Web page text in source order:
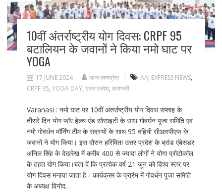
10वीं अंतर्राष्ट्रीय योग दिवस: CRPF 95
बटालियन के जवानों ने किया नमो घाट पर
YOGA
17 JUNE 2024 आज एक्सप्रेस AAJ EXPRESS NEWS,
CRPF 95, YOGA DAY, उत्तर प्रदेश, वाराणसी
Varanasi : नमो घाट पर 10वीं अंतर्राष्ट्रीय योग दिवस सप्ताह के
तीसरे दिन योग फॉर हेल्थ एंड सोसाइटी के साथ गोवर्धन पूजा समिति एवं
नमो गोवर्धन मॉर्निंग टीम के सदस्यों के साथ 95 वहिनी सीआरपीएफ के
जवानों ने योग किया। इस दौरान हरिमिता उत्तर प्रदेश के ब्रांड एंबेसडर
अनिल सिंह के देखरेख में करीब 400 से ज्यादा लोगों ने योगा प्रोटोकॉल
के तहत योग किया।बता दें कि प्रत्येक वर्ष 21 जून को विश्व स्तर पर
योग दिवस मनाया जाता है। कार्यक्रम के प्रारंभ में गोवर्धन पूजा समिति
के अध्यक्ष विनोद…